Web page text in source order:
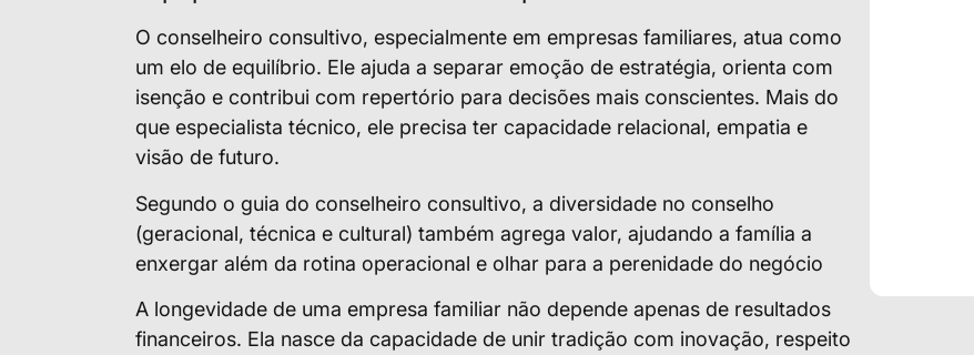
O conselheiro consultivo, especialmente em empresas familiares, atua como
um elo de equilíbrio. Ele ajuda a separar emoção de estratégia, orienta com
isenção e contribui com repertório para decisões mais conscientes. Mais do
que especialista técnico, ele precisa ter capacidade relacional, empatia e
visão de futuro.
Segundo o guia do conselheiro consultivo, a diversidade no conselho
(geracional, técnica e cultural) também agrega valor, ajudando a família a
enxergar além da rotina operacional e olhar para a perenidade do negócio
A longevidade de uma empresa familiar não depende apenas de resultados
financeiros. Ela nasce da capacidade de unir tradição com inovação, respeito